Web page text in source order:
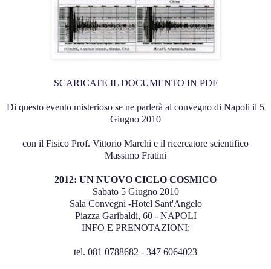
SCARICATE IL DOCUMENTO IN PDF
Di questo evento misterioso se ne parlerà al convegno di Napoli il 5
Giugno 2010
con il Fisico Prof. Vittorio Marchi e il ricercatore scientifico
Massimo Fratini
2012: UN NUOVO CICLO COSMICO
Sabato 5 Giugno 2010
Sala Convegni -Hotel Sant'Angelo
Piazza Garibaldi, 60 - NAPOLI
INFO E PRENOTAZIONI:
tel. 081 0788682 - 347 6064023